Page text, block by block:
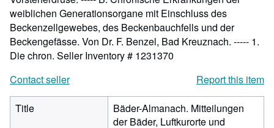
weiblichen Generationsorgane mit Einschluss des
Beckenzellgewebes, des Beckenbauchfells und der
Beckengefässe. Von Dr. F. Benzel, Bad Kreuznach. ----- 1.
Die chron. Seller Inventory # 1231370
Contact seller
Report this item
Title
Bäder-Almanach. Mitteilungen
der Bäder, Luftkurorte und